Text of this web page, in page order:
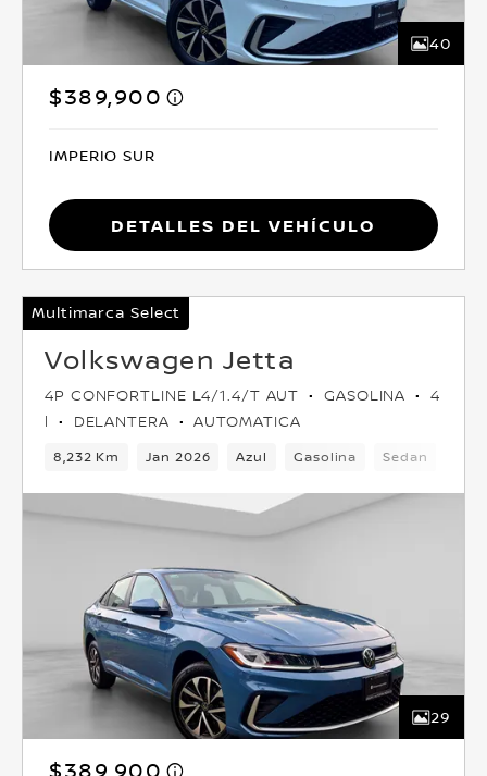
40
$389,900
IMPERIO SUR
Detalles del vehículo
Multimarca Select
Volkswagen Jetta
4P CONFORTLINE L4/1.4/T AUT GASOLINA
4
l
DELANTERA AUTOMATICA
8,232 Km Jan 2026 Azul Gasolina Sedan
29
$389,900